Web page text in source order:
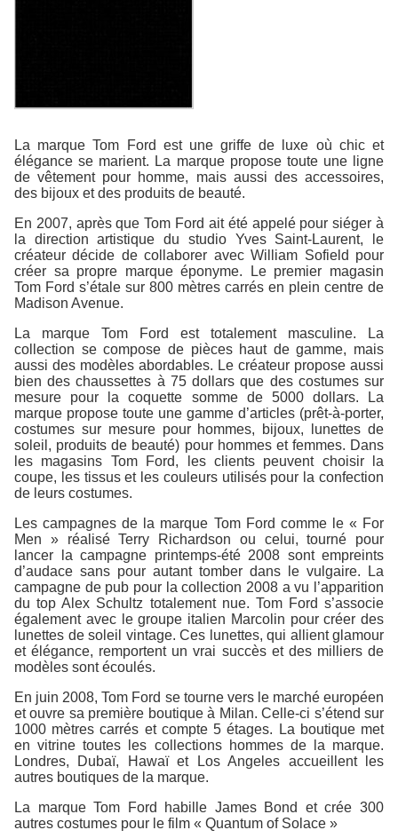
La marque Tom Ford est une griffe de luxe où chic et
élégance se marient. La marque propose toute une ligne
de vêtement pour homme, mais aussi des accessoires,
des bijoux et des produits de beauté.
En 2007, après que Tom Ford ait été appelé pour siéger à
la direction artistique du studio Yves Saint-Laurent, le
créateur décide de collaborer avec William Sofield pour
créer sa propre marque éponyme. Le premier magasin
Tom Ford s’étale sur 800 mètres carrés en plein centre de
Madison Avenue.
La marque Tom Ford est totalement masculine. La
collection se compose de pièces haut de gamme, mais
aussi des modèles abordables. Le créateur propose aussi
bien des chaussettes à 75 dollars que des costumes sur
mesure pour la coquette somme de 5000 dollars. La
marque propose toute une gamme d’articles (prêt-à-porter,
costumes sur mesure pour hommes, bijoux, lunettes de
soleil, produits de beauté) pour hommes et femmes. Dans
les magasins Tom Ford, les clients peuvent choisir la
coupe, les tissus et les couleurs utilisés pour la confection
de leurs costumes.
Les campagnes de la marque Tom Ford comme le « For
Men » réalisé Terry Richardson ou celui, tourné pour
lancer la campagne printemps-été 2008 sont empreints
d’audace sans pour autant tomber dans le vulgaire. La
campagne de pub pour la collection 2008 a vu l’apparition
du top Alex Schultz totalement nue. Tom Ford s’associe
également avec le groupe italien Marcolin pour créer des
lunettes de soleil vintage. Ces lunettes, qui allient glamour
et élégance, remportent un vrai succès et des milliers de
modèles sont écoulés.
En juin 2008, Tom Ford se tourne vers le marché européen
et ouvre sa première boutique à Milan. Celle-ci s’étend sur
1000 mètres carrés et compte 5 étages. La boutique met
en vitrine toutes les collections hommes de la marque.
Londres, Dubaï, Hawaï et Los Angeles accueillent les
autres boutiques de la marque.
La marque Tom Ford habille James Bond et crée 300
autres costumes pour le film « Quantum of Solace »